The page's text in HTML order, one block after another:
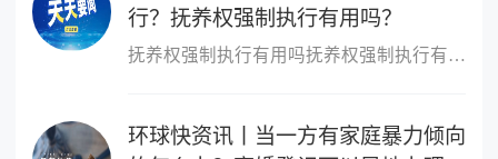
行？抚养权强制执行有用吗？
抚养权强制执行有用吗抚养权强制执行有用，抚养权也是可以申请强制
环球快资讯丨当一方有家庭暴力倾向